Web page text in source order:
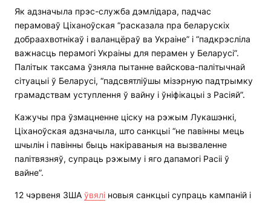
Як адзначыла прэс-служба дэмлідара, падчас
перамоваў Ціханоўская “расказала пра беларускіх
добраахвотнікаў і валанцёраў ва Украіне” і “падкрэсліла
важнасць перамогі Украіны для перамен у Беларусі”.
Палітык таксама ўзняла пытанне вайскова-палітычнай
сітуацыі ў Беларусі, “падсвятліўшы мізэрную падтрымку
грамадствам уступлення ў вайну і ўніфікацыі з Расіяй”.
Кажучы пра ўзмацненне ціску на рэжым Лукашэнкі,
Ціханоўская адзначыла, што санкцыі “не павінны мець
шчылін і павінны быць накіраваныя на вызваленне
палітвязняў, супраць рэжыму і яго дапамогі Расіі ў
вайне”.
12 чэрвеня ЗША ўвялі новыя санкцыі супраць кампаній і